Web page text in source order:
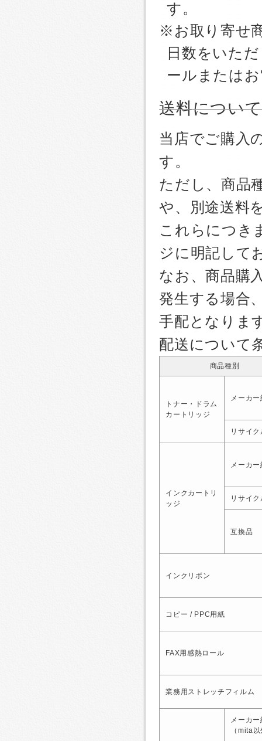
す。
※お取り寄せ
日数をいた
ールまたは
送料について
当店でご購入
す。
ただし、商品
や、別途送料
これらにつき
ジに明記して
なお、商品購
発生する場合
手配となりま
配送について
商品種別
トナー・ドラム
カートリッジ
メーカ
リサイ
インクカートリ
ッジ
メーカ
リサイ
互換品
インクリボン
コピー / PPC用紙
FAX用感熱ロール
業務用ストレッチフィルム
メーカ
（mita